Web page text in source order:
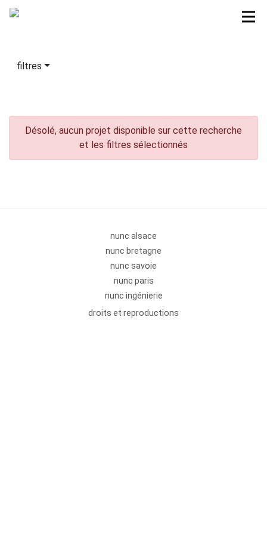
filtres
Désolé, aucun projet disponible sur cette recherche
et les filtres sélectionnés
nunc alsace
nunc bretagne
nunc savoie
nunc paris
nunc ingénierie
droits et reproductions